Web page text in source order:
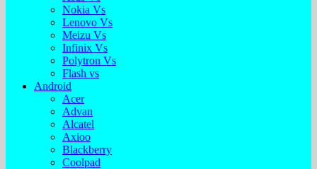
Nokia Vs
Lenovo Vs
Meizu Vs
Infinix Vs
Polytron Vs
Flash vs
Android
Acer
Advan
Alcatel
Axioo
Blackberry
Coolpad